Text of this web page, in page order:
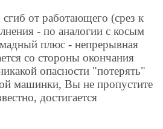
от работающего (срез к
- по аналогии с косым
плюс - непрерывная
со стороны окончания
опасности "потерять"
машинки, Вы не пропустите
достигается